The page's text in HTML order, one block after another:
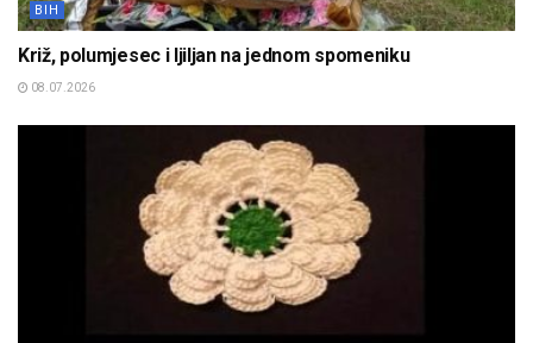
BIH
Križ, polumjesec i ljiljan na jednom spomeniku
08.07.2026